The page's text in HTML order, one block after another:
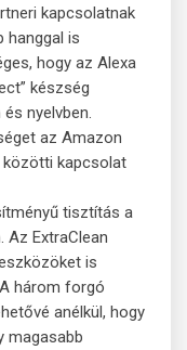
kapcsolatnak
hanggal is
hogy az Alexa
készség
nyelvben.
az Amazon
közötti kapcsolat
tisztítás a
Az ExtraClean
is
három forgó
anélkül, hogy
magasabb